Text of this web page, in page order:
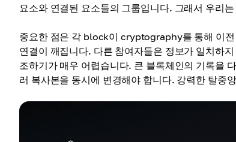
요소와 연결된 요소들의 그룹입니다. 그래서 우리
중요한 점은 각 block이 cryptography를 통해 이
연결이 깨집니다. 다른 참여자들은 정보가 일치하
조하기가 매우 어렵습니다. 큰 블록체인의 기록을
러 복사본을 동시에 변경해야 합니다. 강력한 탈중